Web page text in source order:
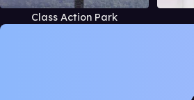
Class Action Park